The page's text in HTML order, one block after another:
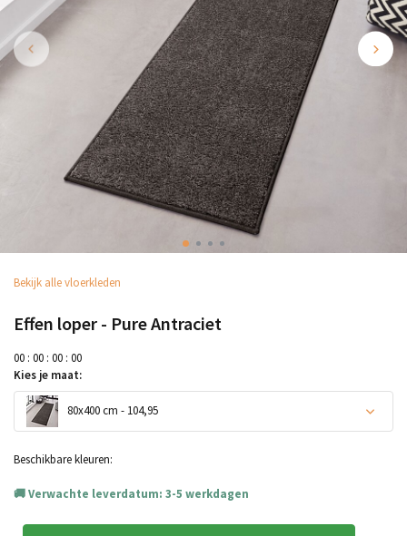
Bekijk alle vloerkleden
Effen loper - Pure Antraciet
00 : 00 : 00 : 00
Kies je maat:
80x400 cm - 104,95
Beschikbare kleuren:
Verwachte leverdatum: 3-5 werkdagen